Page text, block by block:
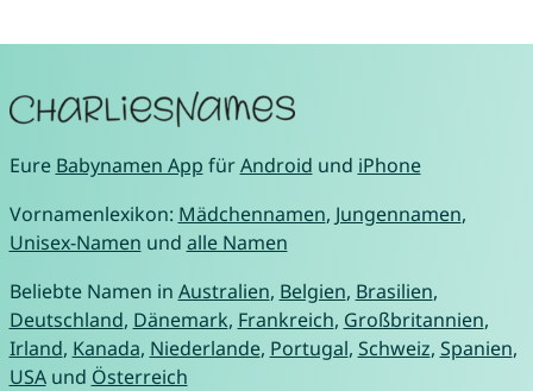
Eure Babynamen App fürAndroid und iPhone
Vornamenlexikon: Mädchennamen, Jungennamen,
Unisex-Namen und alle Namen
Beliebte Namen in Australien, Belgien, Brasilien,
Deutschland, Dänemark, Frankreich, Großbritannien,
Irland, Kanada, Niederlande, Portugal, Schweiz, Spanien,
USAund Österreich